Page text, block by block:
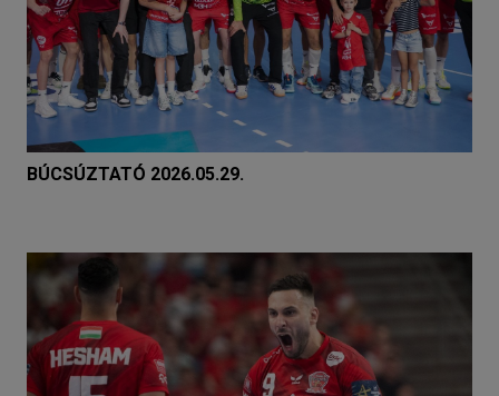
BÚCSÚZTATÓ 2026.05.29.